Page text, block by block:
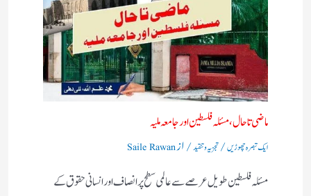
ماضی تا حال، مسئلہ فلسطین اور جامعہ ملیہ
ایک تبصرہ چھوڑیں/تجزیہ و تنقید/ ازSaile Rawan
مسئلہ فلسطین طویل عرصے سے عالمی سطح پر انصاف اور انسانی حقوق کے